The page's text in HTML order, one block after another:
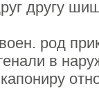
другу
род
в